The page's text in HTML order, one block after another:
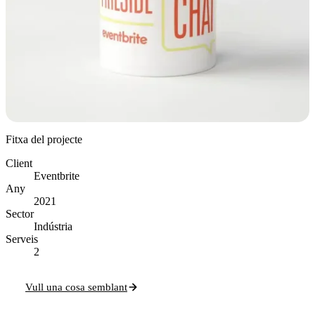
Fitxa del projecte
Client
Eventbrite
Any
2021
Sector
Indústria
Serveis
2
Vull una cosa semblant